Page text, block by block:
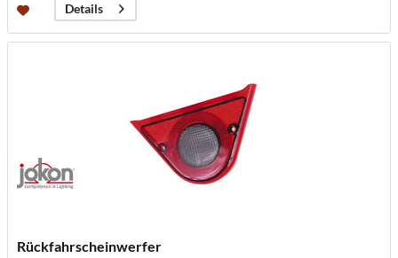
Details
Rückfahrscheinwerfer